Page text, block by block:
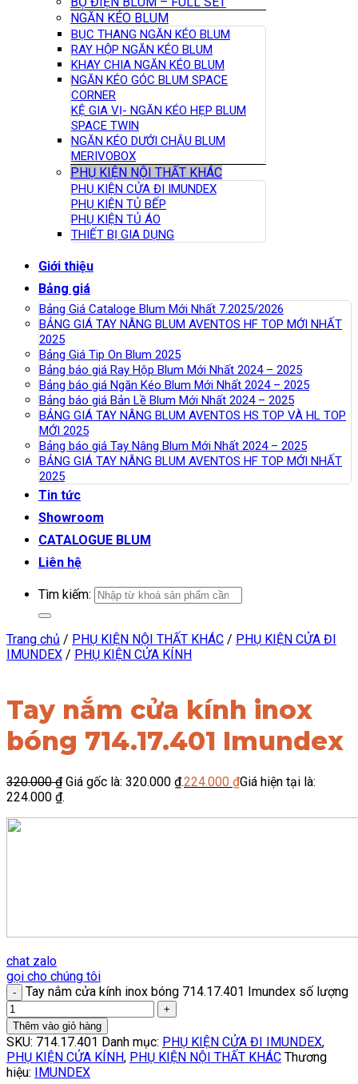
NGĂN KÉO BLUM
BỤC THANG NGĂN KÉO BLUM
RAY HỘP NGĂN KÉO BLUM
KHAY CHIA NGĂN KÉO BLUM
NGĂN KÉO GÓC BLUM SPACE
CORNER
KỆ GIA VỊ- NGĂN KÉO HẸP BLUM
SPACE TWIN
NGĂN KÉO DƯỚI CHẬU BLUM
MERIVOBOX
PHỤ KIỆN NỘI THẤT KHÁC
PHỤ KIỆN CỬA ĐI IMUNDEX
PHỤ KIỆN TỦ BẾP
PHỤ KIỆN TỦ ÁO
THIẾT BỊ GIA DỤNG
Giới thiệu
Bảng giá
Bảng Giá Cataloge Blum Mới Nhất 7.2025/2026
BẢNG GIÁ TAY NÂNG BLUM AVENTOS HF TOP MỚI NHẤT
2025
Bảng Giá Tip On Blum 2025
Bảng báo giá Ray Hộp Blum Mới Nhất 2024 – 2025
Bảng báo giá Ngăn Kéo Blum Mới Nhất 2024 – 2025
Bảng báo giá Bản Lề Blum Mới Nhất 2024 – 2025
BẢNG GIÁ TAY NÂNG BLUM AVENTOS HS TOP VÀ HL TOP
MỚI 2025
Bảng báo giá Tay Nâng Blum Mới Nhất 2024 – 2025
BẢNG GIÁ TAY NÂNG BLUM AVENTOS HF TOP MỚI NHẤT
2025
Tin tức
Showroom
CATALOGUE BLUM
Liên hệ
Tìm kiếm:
Trang chủ / PHỤ KIỆN NỘI THẤT KHÁC / PHỤ KIỆN CỬA ĐI
IMUNDEX / PHỤ KIỆN CỬA KÍNH
Tay nắm cửa kính inox
bóng 714.17.401 Imundex
320.000₫ Giá gốc là: 320.000 ₫.224.000 ₫Giá hiện tại là:
224.000 ₫.
chat zalo
gọi cho chúng tôi
Tay nắm cửa kính inox bóng 714.17.401 Imundex số lượng
Thêm vào giỏ hàng
SKU: 714.17.401 Danh mục: PHỤ KIỆN CỬA ĐI IMUNDEX,
PHỤ KIỆN CỬA KÍNH, PHỤ KIỆN NỘI THẤT KHÁC Thương
hiệu: IMUNDEX